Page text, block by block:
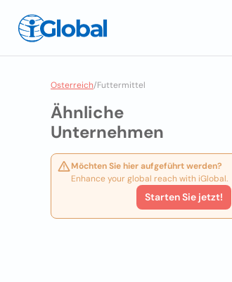
Osterreich/Futtermittel
Ähnliche
Unternehmen
Möchten Sie hier aufgeführt werden?
Enhance your global reach with iGlobal.
Starten Sie jetzt!